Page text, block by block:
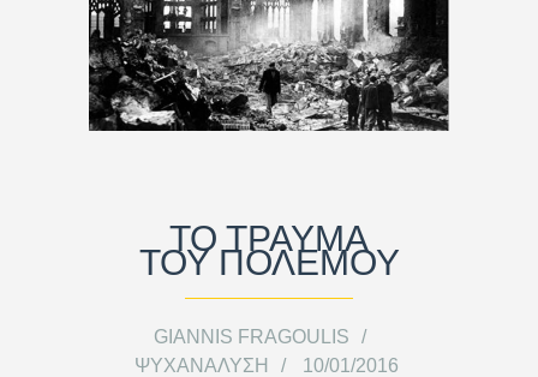
ΤΟ ΤΡΑΥΜΑ
ΤΟΥ ΠΟΛΕΜΟΥ
GIANNIS FRAGOULIS
ΨΥΧΑΝΆΛΥΣΗ
10/01/2016